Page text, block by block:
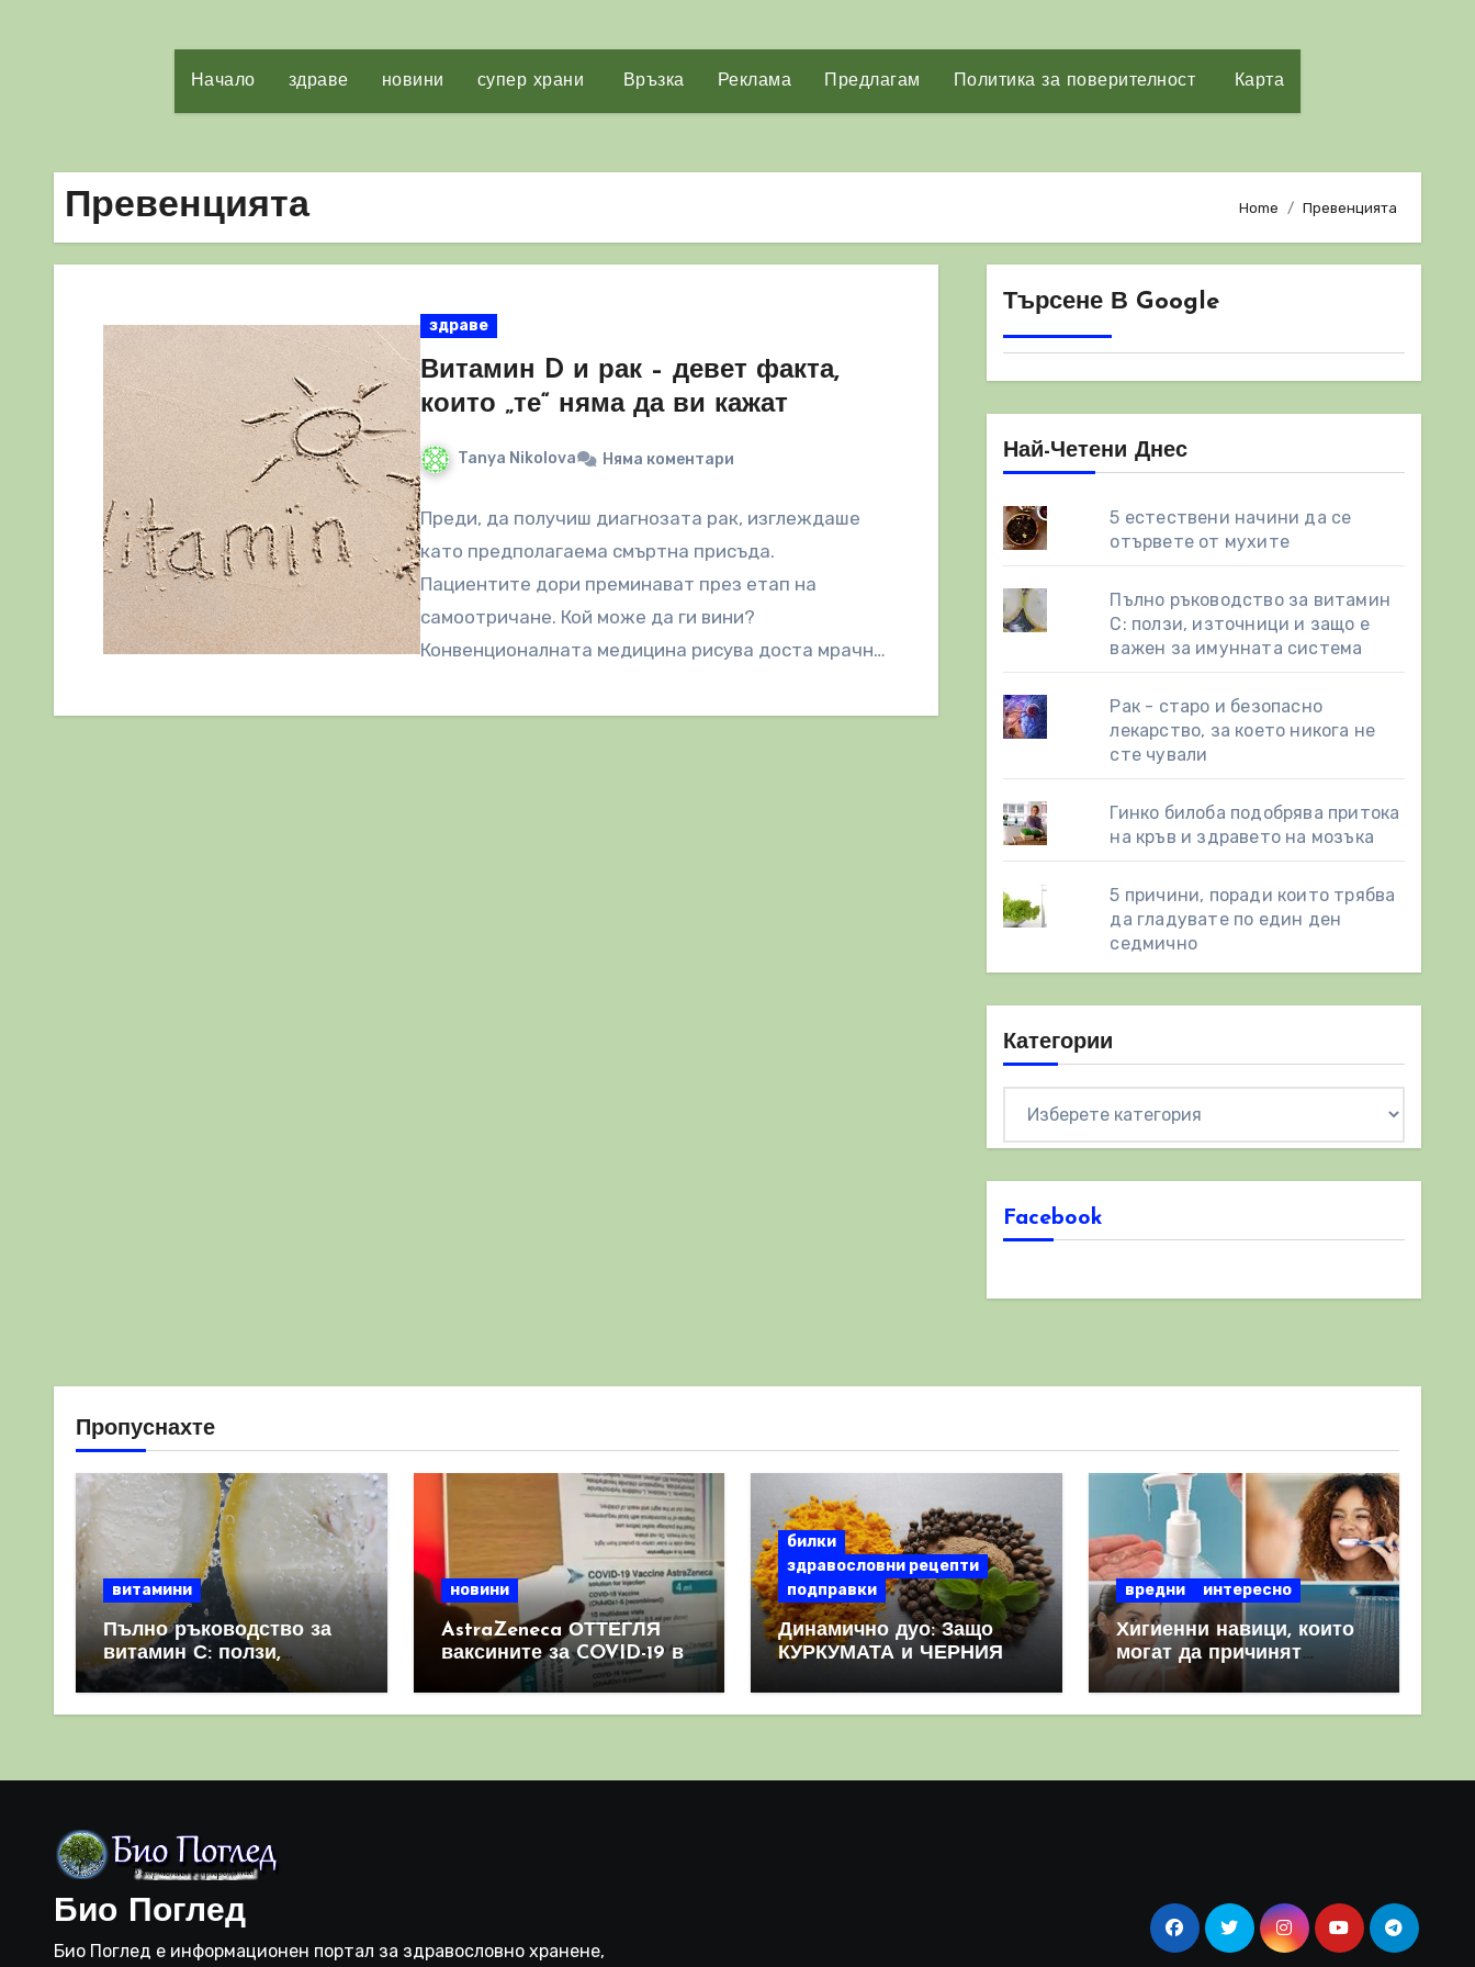
Начало здраве новини супер храни Връзка Реклама Предлагам Политика за поверителност Карта
Превенцията Home Превенцията
здраве
Витамин D и рак – девет факта,
които „те“ няма да ви кажат
Tanya Nikolova Няма коментари
Преди, да получиш диагнозата рак, изглеждаше
като предполагаема смъртна присъда.
Пациентите дори преминават през етап на
самоотричане. Кой може да ги вини?
Конвенционалната медицина рисува доста мрачно
Търсене В Google
Най-Четени Днес
5 естествени начини да се
отървете от мухите
Пълно ръководство за витамин
С: ползи, източници и защо е
важен за имунната система
Рак - старо и безопасно
лекарство, за което никога не
сте чували
Гинко билоба подобрява притока
на кръв и здравето на мозъка
5 причини, поради които трябва
да гладувате по един ден
седмично
Категории
Facebook
Пропуснахте
витамини
Пълно ръководство за
витамин С: ползи,
източници и защо е
важен за имунната
новини
AstraZeneca ОТТЕГЛЯ
ваксините за COVID-19 в
световен мащаб, след
като призна, че те
билки
здравословни рецепти
подправки
Динамично дуо: Защо
КУРКУМАТА и ЧЕРНИЯ
комбинация
вредни интересно
Хигиенни навици, които
могат да причинят
повече вреда, отколкото
полза
Био Поглед
Био Поглед е информационен портал за здравословно хранене,